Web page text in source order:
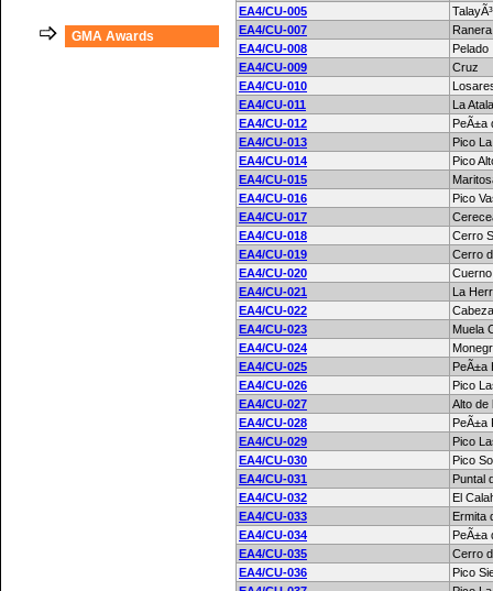
GMA Awards
EA4/CU-005
EA4/CU-007
Ranera
EA4/CU-008
Pelado
EA4/CU-009
Cruz
EA4/CU-010
EA4/CU-011
La
EA4/CU-012
PeÃ±a
EA4/CU-013
Pico
EA4/CU-014
Pico
EA4/CU-015
EA4/CU-016
Pico
EA4/CU-017
EA4/CU-018
Cerro
EA4/CU-019
Cerro
EA4/CU-020
EA4/CU-021
La
EA4/CU-022
EA4/CU-023
Muela
EA4/CU-024
EA4/CU-025
PeÃ±a
EA4/CU-026
Pico
EA4/CU-027
Alto de
EA4/CU-028
PeÃ±a
EA4/CU-029
Pico
EA4/CU-030
Pico
EA4/CU-031
Puntal
EA4/CU-032
El
EA4/CU-033
Ermita
EA4/CU-034
PeÃ±a
EA4/CU-035
Cerro
EA4/CU-036
Pico